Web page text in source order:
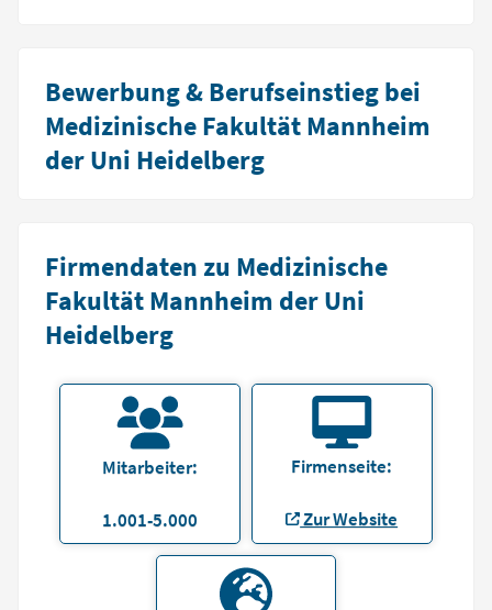
Bewerbung & Berufseinstieg bei
Medizinische Fakultät Mannheim
der Uni Heidelberg
Firmendaten zu Medizinische
Fakultät Mannheim der Uni
Heidelberg
Mitarbeiter:
1.001-5.000
Firmenseite:
Zur Website